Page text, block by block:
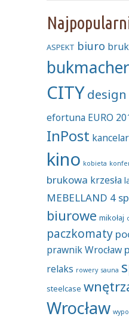
ASPEKT biuro
bukmacher
CITYdesign
efortuna EURO
InPost
kino kobieta
brukowa krzesła
MEBELLAND 4
biurowe mikołaj
paczkomaty
prawnik Wrocław
relaks rowery sauna
steelcase
Wrocław